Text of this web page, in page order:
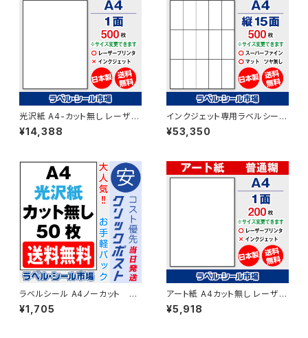
光沢紙 A4-カット無し レーザー
プリンター用ラベルシール 500
枚 T1Y1C【日本製】
¥14,388
インクジェット専用ラベルシール
マットコートA4-縦15面 500枚
スーパーファイン T5Y3iA
¥53,350
ラベルシール A4ノーカット レ
ーザープリンター専用 光沢
紙 50枚 クリックポスト版
¥1,705
アート紙 A4カット無し レーザー
プリンター用ラベルシール 200
枚 T1Y1B-2【日本製】
¥5,918